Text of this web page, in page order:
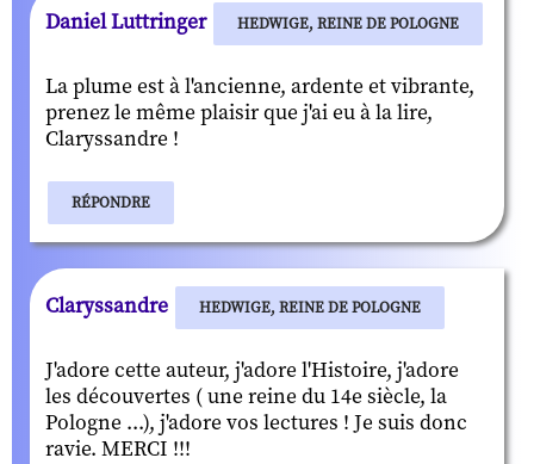
Daniel Luttringer HEDWIGE, REINE DE POLOGNE
La plume est à l'ancienne, ardente et vibrante,
prenez le même plaisir que j'ai eu à la lire,
Claryssandre !
RÉPONDRE
Claryssandre HEDWIGE, REINE DE POLOGNE
J'adore cette auteur, j'adore l'Histoire, j'adore
les découvertes ( une reine du 14e siècle, la
Pologne ...), j'adore vos lectures ! Je suis donc
ravie. MERCI !!!